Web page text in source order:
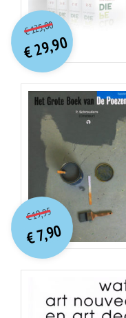
€125,00O
orspr
onkelijke
prijs
was:
€ 125,00.
€29,90
Huidige
prijs
is:€ 29,90.
€19,95O
orspr
onkelijke
prijs
was:
€ 19,95.
€7,90
Huidige
prijs
is:
€ 7,90.